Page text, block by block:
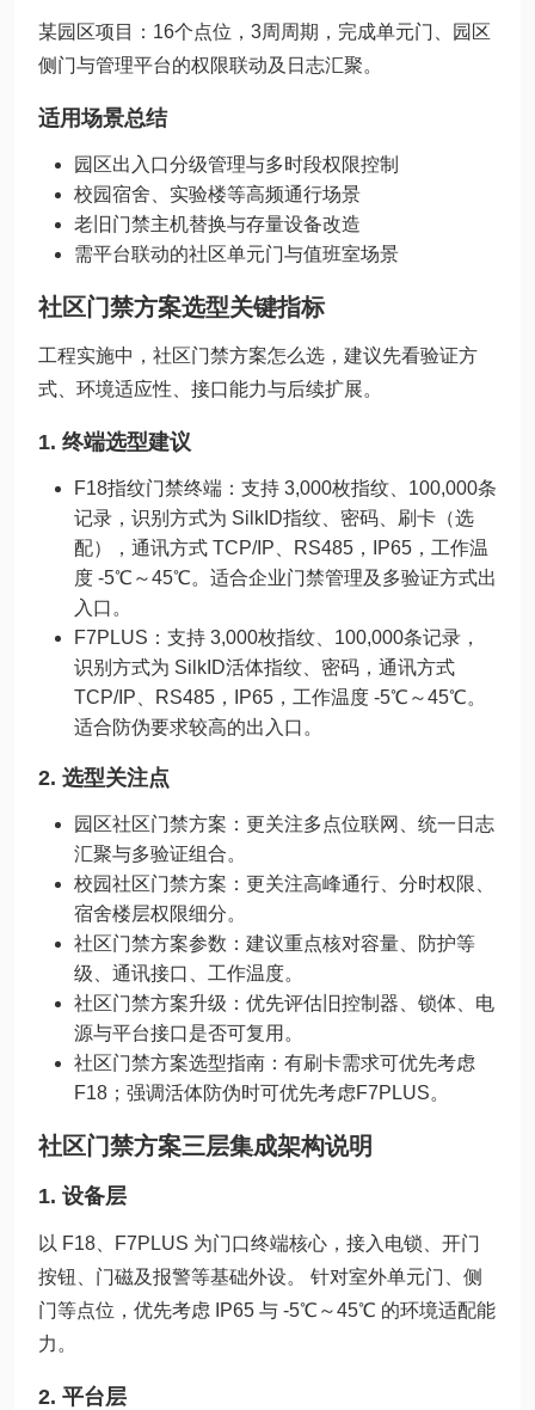
某园区项目：16个点位，3周周期，完成单元门、园区
侧门与管理平台的权限联动及日志汇聚。
适用场景总结
园区出入口分级管理与多时段权限控制
校园宿舍、实验楼等高频通行场景
老旧门禁主机替换与存量设备改造
需平台联动的社区单元门与值班室场景
社区门禁方案选型关键指标
工程实施中，社区门禁方案怎么选，建议先看验证方
式、环境适应性、接口能力与后续扩展。
1. 终端选型建议
F18指纹门禁终端：支持 3,000枚指纹、100,000条
记录，识别方式为 SilkID指纹、密码、刷卡（选
配），通讯方式 TCP/IP、RS485，IP65，工作温
度 -5℃～45℃。适合企业门禁管理及多验证方式出
入口。
F7PLUS：支持 3,000枚指纹、100,000条记录，
识别方式为 SilkID活体指纹、密码，通讯方式
TCP/IP、RS485，IP65，工作温度 -5℃～45℃。
适合防伪要求较高的出入口。
2. 选型关注点
园区社区门禁方案：更关注多点位联网、统一日志
汇聚与多验证组合。
校园社区门禁方案：更关注高峰通行、分时权限、
宿舍楼层权限细分。
社区门禁方案参数：建议重点核对容量、防护等
级、通讯接口、工作温度。
社区门禁方案升级：优先评估旧控制器、锁体、电
源与平台接口是否可复用。
社区门禁方案选型指南：有刷卡需求可优先考虑
F18；强调活体防伪时可优先考虑F7PLUS。
社区门禁方案三层集成架构说明
1. 设备层
以 F18、F7PLUS 为门口终端核心，接入电锁、开门
按钮、门磁及报警等基础外设。 针对室外单元门、侧
门等点位，优先考虑 IP65 与 -5℃～45℃ 的环境适配能
力。
2. 平台层